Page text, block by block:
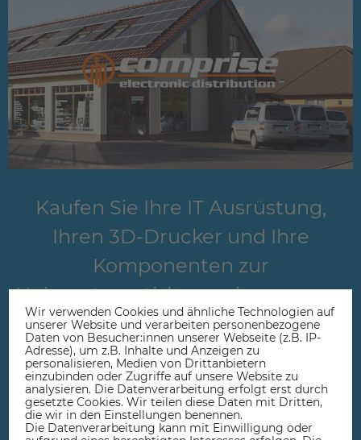
Kaufen Sie Ihre IT Ausrüstung,
Ihren 3D-Drucker und Ihre
Komponenten zur
Heimautomatisierung in unserem
spezialisierten Onlineshop.
Wenn Sie als Privatperson oder Unternehmen Hard- und
Software bestellen, finden Sie in unserem Comprise
Onlineshop viele durch uns erprobte Produkte. Wir legen
Wert darauf, Ihnen beste Preise und gleichzeitig auch eine
professionelle Unterstützung nach dem Kauf zu bieten.
Wir verwenden Cookies und ähnliche Technologien auf
unserer Website und verarbeiten personenbezogene
Daten von Besucher:innen unserer Webseite (z.B. IP-
Adresse), um z.B. Inhalte und Anzeigen zu
personalisieren, Medien von Drittanbietern
einzubinden oder Zugriffe auf unsere Website zu
analysieren. Die Datenverarbeitung erfolgt erst durch
gesetzte Cookies. Wir teilen diese Daten mit Dritten,
die wir in den Einstellungen benennen.
Die Datenverarbeitung kann mit Einwilligung oder